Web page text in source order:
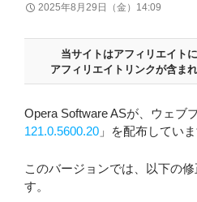
2025年8月29日（金）14:09
当サイトはアフィリエイト
アフィリエイトリンクが含ま
Opera Software ASが、ウェブ
121.0.5600.20 」を配布していま
このバージョンでは、以下の
す。